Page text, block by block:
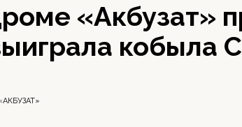
«Акбузат»
кобыла